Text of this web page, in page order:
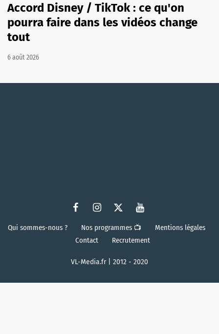
Accord Disney / TikTok : ce qu'on
pourra faire dans les vidéos change
tout
6 août 2026
Qui sommes-nous ? Nos programmes 📺
Mentions légales
Contact
Recrutement
VL-Media.fr | 2012 - 2020